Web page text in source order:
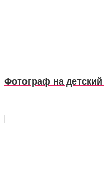
Фотограф на